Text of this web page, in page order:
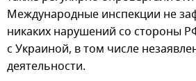
Международные инспекции не
никаких нарушений со стороны
с Украиной, в том числе
деятельности.